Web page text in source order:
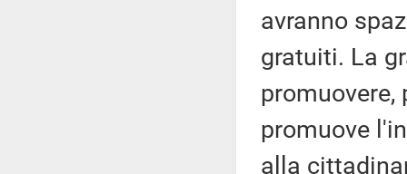
avranno
gratuiti. La
promuovere,
promuove
alla